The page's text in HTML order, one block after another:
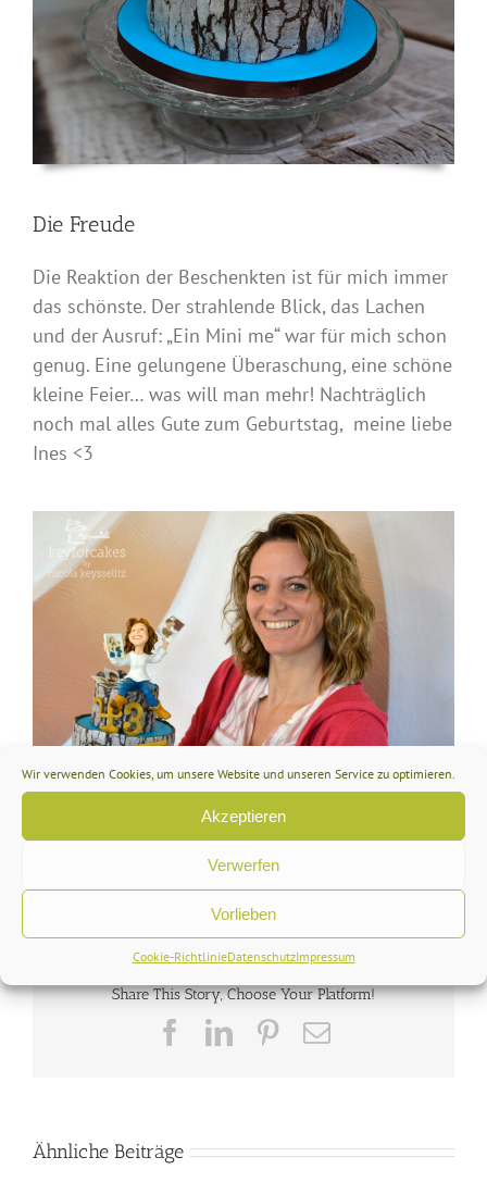
Wir verwenden Cookies, um unsere Website und unseren Service zu optimieren.
Akzeptieren
Verwerfen
Vorlieben
Cookie-RichtlinieDatenschutzImpressum
Die Freude
Die Reaktion der Beschenkten ist für mich immer
das schönste. Der strahlende Blick, das Lachen
und der Ausruf: „Ein Mini me“ war für mich schon
genug. Eine gelungene Überaschung, eine schöne
kleine Feier… was will man mehr! Nachträglich
noch mal alles Gute zum Geburtstag, meine liebe
Ines <3
Meine Arbeiten ,
Share This Story, Choose Your Platform!
Facebook
LinkedInPinterest
E-
Ähnliche Beiträge